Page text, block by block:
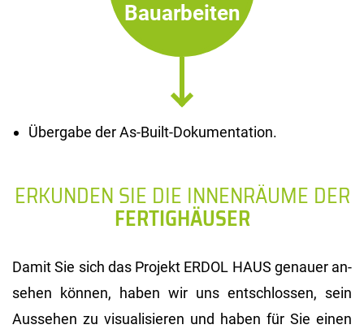
Bauarbeiten
Übergabe der As-Built-Dokumentation.
ERKUNDEN SIE DIE INNENRÄUME DER
FERTIGHÄUSER
Damit Sie sich das Pro­jekt ERDOL HAUS ge­nau­er an­
se­hen kön­nen, haben wir uns ent­schlos­sen, sein
Aus­se­hen zu vi­sua­li­sie­ren und haben für Sie einen